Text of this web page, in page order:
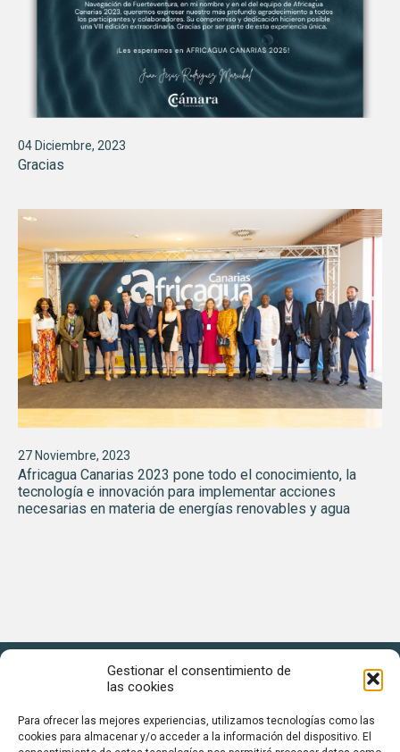
Gestionar el consentimiento de
las cookies
Para ofrecer las mejores experiencias, utilizamos tecnologías como las
cookies para almacenar y/o acceder a la información del dispositivo. El
04 Diciembre, 2023
Gracias
27 Noviembre, 2023
Africagua Canarias 2023 pone todo el conocimiento, la
tecnología e innovación para implementar acciones
necesarias en materia de energías renovables y agua